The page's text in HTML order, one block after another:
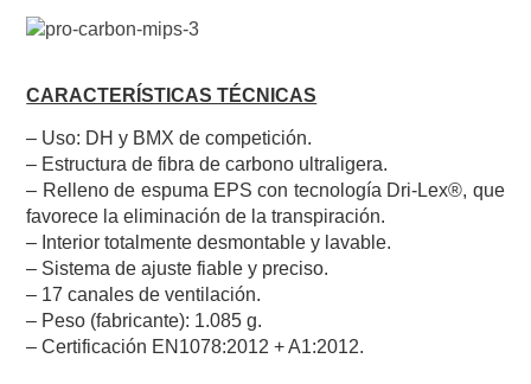
CARACTERÍSTICAS TÉCNICAS
– Uso: DH y BMX de competición.
– Estructura de fibra de carbono ultraligera.
– Relleno de espuma EPS con tecnología Dri-Lex®, que
favorece la eliminación de la transpiración.
– Interior totalmente desmontable y lavable.
– Sistema de ajuste fiable y preciso.
– 17 canales de ventilación.
– Peso (fabricante): 1.085 g.
– Certificación EN1078:2012 + A1:2012.